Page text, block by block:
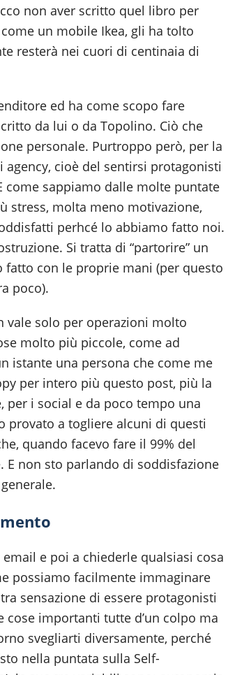
non aver scritto quel libro per
un mobile Ikea, gli ha tolto
resterà nei cuori di centinaia di
ed ha come scopo fare
da lui o da Topolino. Ciò che
personale. Purtroppo però, per la
agency, cioè del sentirsi protagonisti
come sappiamo dalle molte puntate
stress, molta meno motivazione,
perhcé lo abbiamo fatto noi.
Si tratta di “partorire” un
fatto con le proprie mani (per questo
poco).
vale solo per operazioni molto
molto più piccole, come ad
istante una persona che come me
per intero più questo post, più la
per i social e da poco tempo una
provato a togliere alcuni di questi
quando facevo fare il 99% del
E non sto parlando di soddisfazione
e poi a chiederle qualsiasi cosa
possiamo facilmente immaginare
sensazione di essere protagonisti
importanti tutte d’un colpo ma
svegliarti diversamente, perché
nella puntata sulla Self-